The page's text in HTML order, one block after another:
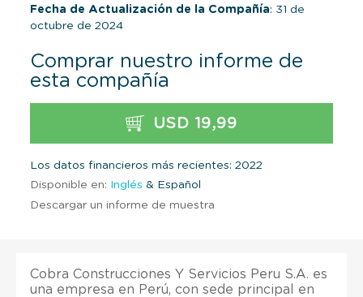
Fecha de Actualización de la Compañía: 31 de
octubre de 2024
Comprar nuestro informe de
esta compañía
USD 19,99
Los datos financieros más recientes: 2022
Disponible en: Inglés & Español
Descargar un informe de muestra
Cobra Construcciones Y Servicios Peru S.A. es
una empresa en Perú, con sede principal en